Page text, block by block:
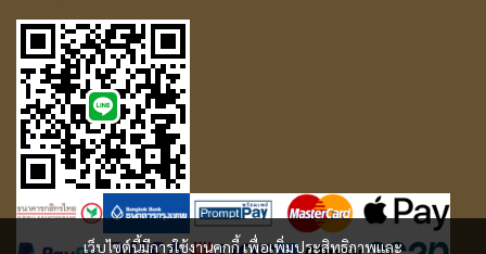
เว็บไซต์นี้มีการใช้งานคุกกี้ เพื่อเพิ่มประสิทธิภาพและ